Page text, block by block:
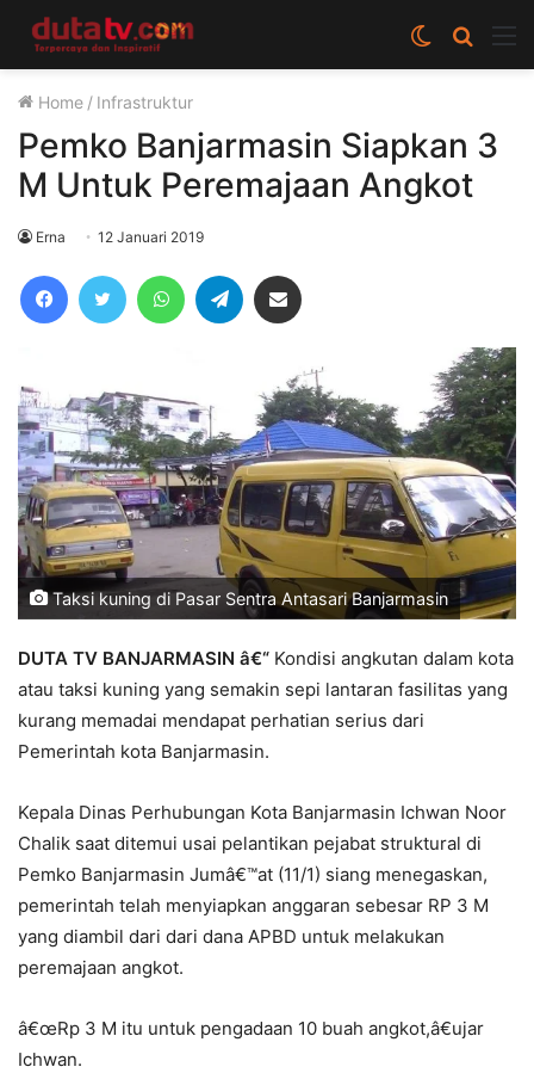
Cari
berita
Switch
skin
Home / Infrastruktur
Pemko Banjarmasin Siapkan 3
M Untuk Peremajaan Angkot
Erna 12 Januari 2019
FacebookTwitter WhatsAppTelegram
Taksi kuning di Pasar Sentra Antasari Banjarmasin
DUTA TV BANJARMASIN â€“ Kondisi angkutan dalam kota
atau taksi kuning yang semakin sepi lantaran fasilitas yang
kurang memadai mendapat perhatian serius dari
Pemerintah kota Banjarmasin.
Kepala Dinas Perhubungan Kota Banjarmasin Ichwan Noor
Chalik saat ditemui usai pelantikan pejabat struktural di
Pemko Banjarmasin Jumâ€™at (11/1) siang menegaskan,
pemerintah telah menyiapkan anggaran sebesar RP 3 M
yang diambil dari dari dana APBD untuk melakukan
peremajaan angkot.
â€œRp 3 M itu untuk pengadaan 10 buah angkot,â€ujar
Ichwan.